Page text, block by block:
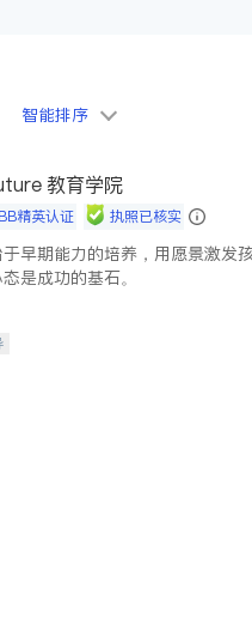
智能排序
教育学院
精英认证 执照已核实
早期能力的培养，用愿景激发
是成功的基石。